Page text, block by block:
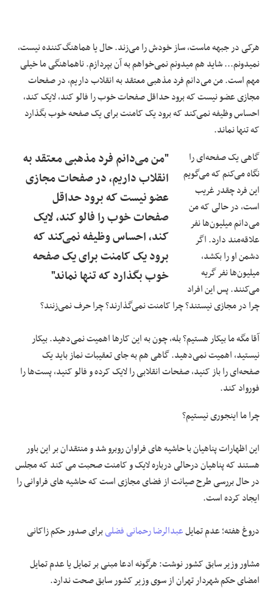
هرکی در جبهه ماست، ساز خودش را می‌زند. حال یا هماهنگ‌کننده نیست،
نمیدونم... شاید هم میدونم نمی‌خواهم به آن بپردازم. ناهماهنگی ما خیلی
مهم است. من می‌دانم فرد مذهبی معتقد به انقلاب داریم، در صفحات
مجازی عضو نیست که برود حداقل صفحات خوب را فالو کند، لایک کند،
احساس وظیفه نمی‌کند که برود یک کامنت برای یک صفحه خوب بگذارد
که تنها نماند.
"من می‌دانم فرد مذهبی معتقد به
انقلاب داریم، در صفحات مجازی
عضو نیست که برود حداقل
صفحات خوب را فالو کند، لایک
کند، احساس وظیفه نمی‌کند که
برود یک کامنت برای یک صفحه
خوب بگذارد که تنها نماند"
گاهی یک صفحه‌ای را
نگاه می‌کنم که می‌گویم
این فرد چقدر غریب
است، در حالی که من
می‌دانم میلیون‌ها نفر
علاقه‌مند دارد. اگر
دشمن او را بکشد،
میلیون‌ها نفر گریه
می‌کنند. پس این افراد
چرا در مجازی نیستند؟ چرا کامنت نمی‌گذارند؟ چرا حرف نمی‌زنند؟
آقا مگه ما بیکار هستیم؟ بله، چون به این کارها اهمیت نمی‌دهید. بیکار
نیستید، اهمیت نمی‌دهید. گاهی هم به جای تعقیبات نماز باید یک
صفحه‌ای را باز کنید، صفحات انقلابی را لایک کرده و فالو کنید، پست‌ها را
فورواد کند.
چرا ما اینجوری نیستیم؟
این اظهارات پناهیان با حاشیه های فراوان روبرو شد و منتقدان بر این باور
هستند که پناهیان درحالی درباره لایک و کامنت صحبت می کند که مجلس
در حال بررسی طرح صیانت از فضای مجازی است که حاشیه های فراوانی را
ایجاد کرده است.
دروغ هفته؛ عدم تمایلعبدالرضا رحمانی فضلیبرای صدور حکم زاکانی
مشاور وزیر سابق کشور نوشت: هرگونه ادعا مبنی بر تمایل یا عدم تمایل
امضای حکم شهردار تهران از سوی وزیر کشور سابق صحت ندارد.